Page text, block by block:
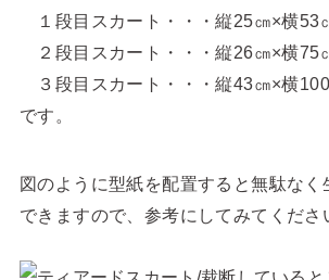
１段目スカート・・・縦25㎝×横53
２段目スカート・・・縦26㎝×横75
３段目スカート・・・縦43㎝×横
です。
図のように型紙を配置すると無駄なく
できますので、参考にしてみてくださ